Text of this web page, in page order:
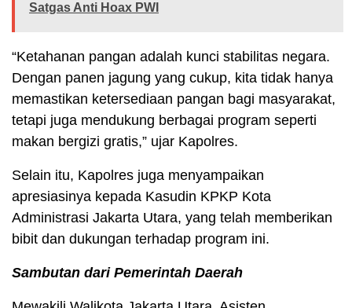
Satgas Anti Hoax PWI
“Ketahanan pangan adalah kunci stabilitas negara.
Dengan panen jagung yang cukup, kita tidak hanya
memastikan ketersediaan pangan bagi masyarakat,
tetapi juga mendukung berbagai program seperti
makan bergizi gratis,” ujar Kapolres.
Selain itu, Kapolres juga menyampaikan
apresiasinya kepada Kasudin KPKP Kota
Administrasi Jakarta Utara, yang telah memberikan
bibit dan dukungan terhadap program ini.
Sambutan dari Pemerintah Daerah